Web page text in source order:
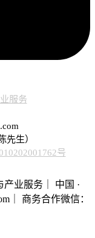
服务
先生）
号
业服务｜ 中国 ·
｜ 商务合作微信：